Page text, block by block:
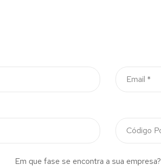
Em que fase se encontra a sua empresa?